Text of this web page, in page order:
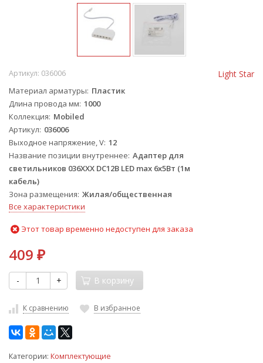
Light Star
Артикул: 036006
Материал арматуры Пластик
Длина провода мм 1000
Коллекция Mobiled
Артикул 036006
Выходное напряжение, V 12
Название позиции внутреннее Адаптер для
светильников 036ХХХ DC12В LED max 6x5Вт (1м
кабель)
Зона размещения Жилая/общественная
Все характеристики
Этот товар временно недоступен для заказа
409 ₽
- + В корзину
К сравнению В избранное
Категории: Комплектующие